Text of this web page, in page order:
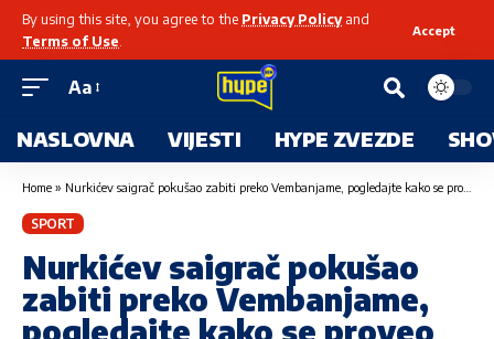
By using this site, you agree to the Privacy Policyand
Terms of Use
Accept
Aa
NASLOVNA VIJESTI HYPE ZVEZDE
Home » Nurkićev saigrač pokušao zabiti preko Vembanjame, pogledajte kako se proveo
SPORT
Nurkićev saigrač pokušao
zabiti preko Vembanjame,
pogledajte kako se proveo